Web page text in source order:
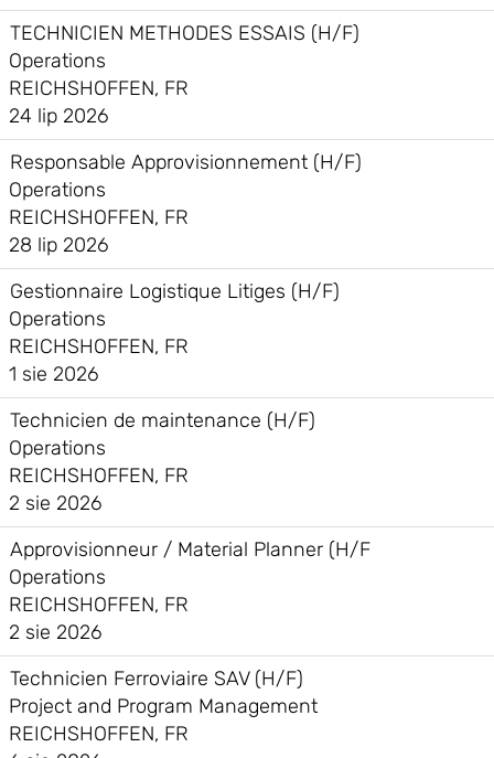
TECHNICIEN METHODES ESSAIS (H/F)
Operations
REICHSHOFFEN, FR
24 lip 2026
Responsable Approvisionnement (H/F)
Operations
REICHSHOFFEN, FR
28 lip 2026
Gestionnaire Logistique Litiges (H/F)
Operations
REICHSHOFFEN, FR
1 sie 2026
Technicien de maintenance (H/F)
Operations
REICHSHOFFEN, FR
2 sie 2026
Approvisionneur / Material Planner (H/F
Operations
REICHSHOFFEN, FR
2 sie 2026
Technicien Ferroviaire SAV (H/F)
Project and Program Management
REICHSHOFFEN, FR